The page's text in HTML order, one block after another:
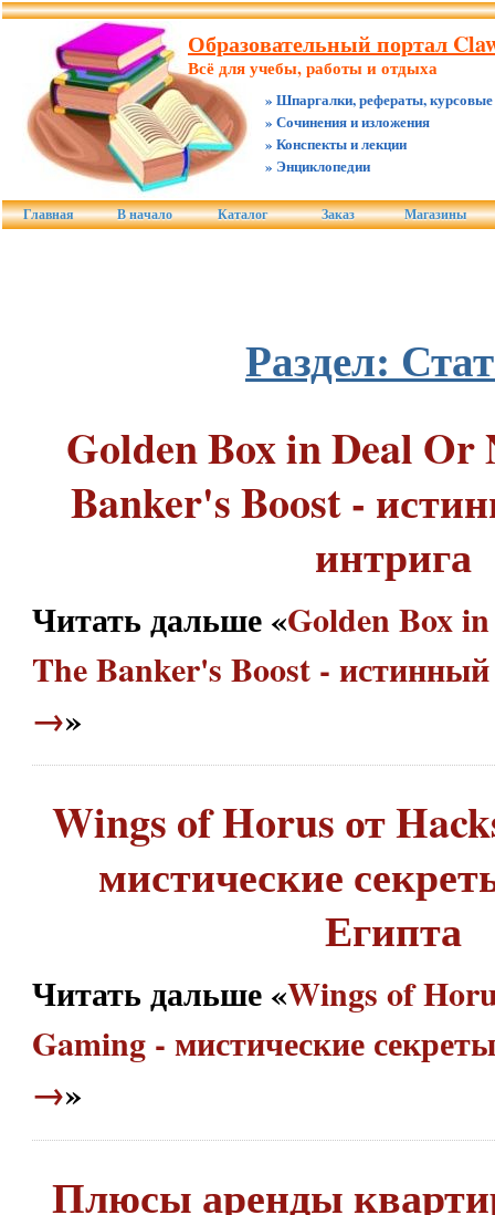
Образовательный портал
Всё для учебы, работы и отдыха
» Шпаргалки, рефераты, курсовые
» Сочинения и изложения
» Конспекты и лекции
» Энциклопедии
Главная В начало Каталог Заказ Магазины
Раздел:
Golden Box in Deal Or
Banker's Boost -
интрига
Читать дальше «Golden Box
The Banker's Boost -
→»
Wings of Horus от
мистические
Египта
Читать дальше «Wings of
Gaming - мистические
→»
Плюсы аренды